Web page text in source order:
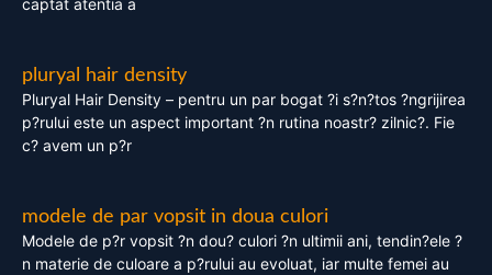
captat atentia a
pluryal hair density
Pluryal Hair Density – pentru un par bogat ?i s?n?tos ?ngrijirea
p?rului este un aspect important ?n rutina noastr? zilnic?. Fie
c? avem un p?r
modele de par vopsit in doua culori
Modele de p?r vopsit ?n dou? culori ?n ultimii ani, tendin?ele ?
n materie de culoare a p?rului au evoluat, iar multe femei au